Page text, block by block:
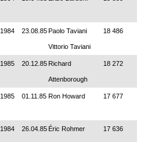
1984 23.08.85Paolo Taviani
Vittorio Taviani
18 486
1985 20.12.85 Richard
Attenborough
18 272
1985 01.11.85 Ron Howard 17 677
1984 26.04.85 Éric Rohmer 17 636